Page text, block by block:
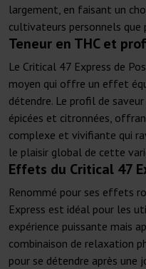
largement, en faisant un
cultivateurs personnels que
Teneur en THC et
Le Critical 47 Express de
moyen qui offre un effet
détendre. Le profil de
épicées et citronnées,
complexe et vivifiante qui
le plaisir global de cette
Effets du Critical 47
Renommé pour ses effets
Express est idéal pour les
expérience puissante mais
combinaison de relaxation
pour se détendre après une